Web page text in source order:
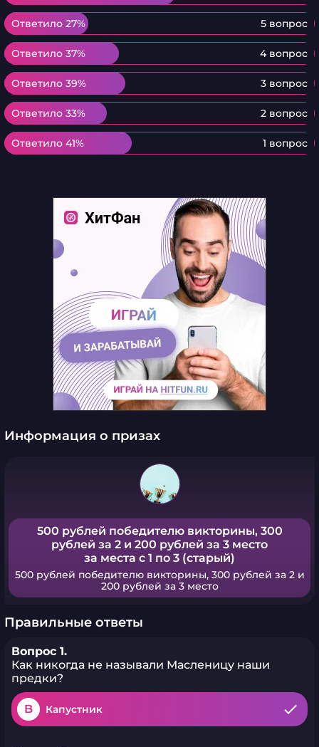
Ответило 27% 5 вопрос
Ответило 27%
Ответило 37% 4 вопрос
Ответило 37%
Ответило 39% 3 вопрос
Ответило 39%
Ответило 33% 2 вопрос
Ответило 33%
Ответило 41% 1 вопрос
Ответило 41%
Информация о призах
500 рублей победителю викторины, 300
рублей за 2 и 200 рублей за 3 место
за места с 1 по 3 (старый)
500 рублей победителю викторины, 300 рублей за 2 и
200 рублей за 3 место
Правильные ответы
Вопрос 1.
Как никогда не называли Масленицу наши
предки?
B Капустник